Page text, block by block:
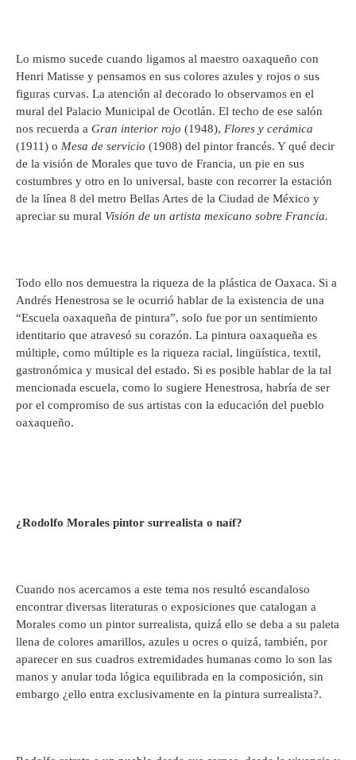
Lo mismo sucede cuando ligamos al maestro oaxaqueño con
Henri Matisse y pensamos en sus colores azules y rojos o sus
figuras curvas. La atención al decorado lo observamos en el
mural del Palacio Municipal de Ocotlán. El techo de ese salón
nos recuerda a Gran interior rojo (1948), Flores y cerámica
(1911) o Mesa de servicio (1908) del pintor francés. Y qué decir
de la visión de Morales que tuvo de Francia, un pie en sus
costumbres y otro en lo universal, baste con recorrer la estación
de la línea 8 del metro Bellas Artes de la Ciudad de México y
apreciar su mural Visión de un artista mexicano sobre Francia.
Todo ello nos demuestra la riqueza de la plástica de Oaxaca. Si a
Andrés Henestrosa se le ocurrió hablar de la existencia de una
“Escuela oaxaqueña de pintura”, solo fue por un sentimiento
identitario que atravesó su corazón. La pintura oaxaqueña es
múltiple, como múltiple es la riqueza racial, lingüística, textil,
gastronómica y musical del estado. Si es posible hablar de la tal
mencionada escuela, como lo sugiere Henestrosa, habría de ser
por el compromiso de sus artistas con la educación del pueblo
oaxaqueño.
¿Rodolfo Morales pintor surrealista o naíf?
Cuando nos acercamos a este tema nos resultó escandaloso
encontrar diversas literaturas o exposiciones que catalogan a
Morales como un pintor surrealista, quizá ello se deba a su paleta
llena de colores amarillos, azules u ocres o quizá, también, por
aparecer en sus cuadros extremidades humanas como lo son las
manos y anular toda lógica equilibrada en la composición, sin
embargo ¿ello entra exclusivamente en la pintura surrealista?.